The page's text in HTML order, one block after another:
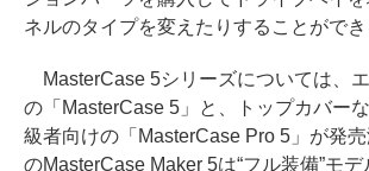
ネルのタイプを変えたりすることができ
MasterCase 5シリーズについては、
の「MasterCase 5」と、トップカバー
級者向けの「MasterCase Pro 5」が発
のMasterCase Maker 5は“フル装備”モ